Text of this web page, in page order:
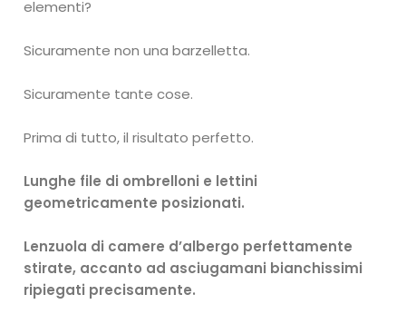
elementi?
Sicuramente non una barzelletta.
Sicuramente tante cose.
Prima di tutto, il risultato perfetto.
Lunghe file di ombrelloni e lettini
geometricamente posizionati.
Lenzuola di camere d’albergo perfettamente
stirate, accanto ad asciugamani bianchissimi
ripiegati precisamente.